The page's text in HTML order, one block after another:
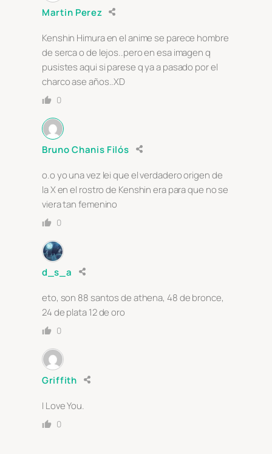
Martin Perez
Kenshin Himura en el anime se parece hombre
de serca o de lejos..pero en esa imagen q
pusistes aqui si parese q ya a pasado por el
charco ase años..XD
0
Bruno Chanis Filós
o.o yo una vez lei que el verdadero origen de
la X en el rostro de Kenshin era para que no se
viera tan femenino
0
d_s_a
eto, son 88 santos de athena, 48 de bronce,
24 de plata 12 de oro
0
Griffith
I Love You.
0